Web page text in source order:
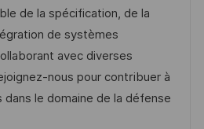
g
o
r
í
a
de la spécification, de la
de systèmes
avec diverses
nous pour contribuer à
le domaine de la défense